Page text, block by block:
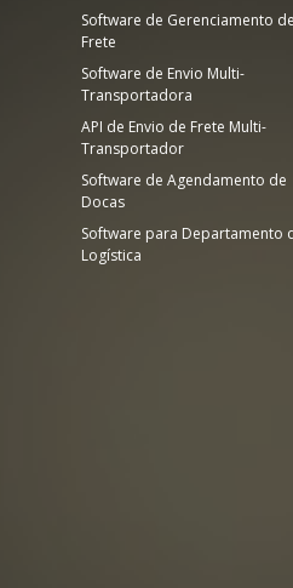
Software de Gerenciamento de
Frete
Software de Envio Multi-
Transportadora
API de Envio de Frete Multi-
Transportador
Software de Agendamento de
Docas
Software para Departamento
Logística